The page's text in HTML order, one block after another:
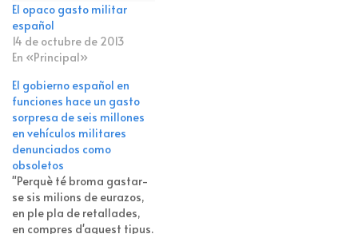
El opaco gasto militar
español
14 de octubre de 2013
En «Principal»
El gobierno español en
funciones hace un gasto
sorpresa de seis millones
en vehículos militares
denunciados como
obsoletos
"Perquè té broma gastar-
se sis milions de eurazos,
en ple pla de retallades,
en compres d'aquest tipus.